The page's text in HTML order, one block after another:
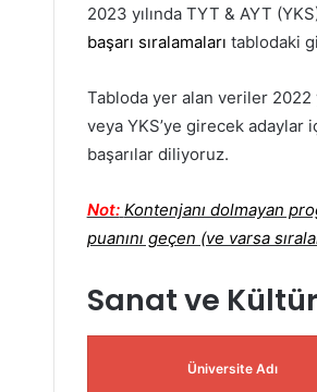
2023 yılında TYT & AYT
başarı sıralamaları tablodaki
Tabloda yer alan veriler 2022
veya YKS’ye girecek adaylar
başarılar diliyoruz.
Not: Kontenjanı dolmayan
puanını geçen (ve varsa
Sanat ve
Üniversite Adı